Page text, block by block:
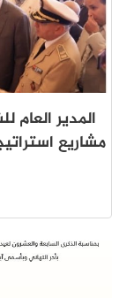
المدير
مشاريع